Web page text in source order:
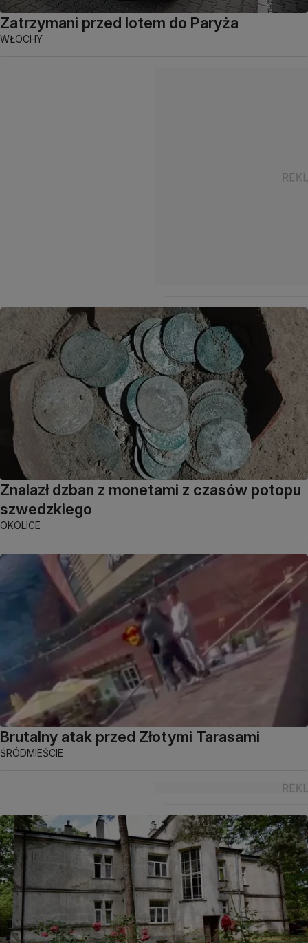
Zatrzymani przed lotem do Paryża
WŁOCHY
Znalazł dzban z monetami z czasów potopu
szwedzkiego
OKOLICE
Brutalny atak przed Złotymi Tarasami
ŚRÓDMIEŚCIE